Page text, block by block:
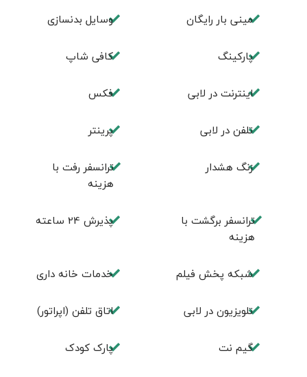
مینی بار رایگان وسایل بدنسازی
پاركينگ كافی شاپ
اينترنت در لابی فكس
تلفن در لابی پرینتر
زنگ هشدار
ترانسفر رفت با
هزینه
ترانسفر برگشت با
هزینه
پذیرش 24 ساعته
شبکه پخش فیلم خدمات خانه داری
تلویزیون در لابی اتاق تلفن (اپراتور)
گیم نت پارک کودک